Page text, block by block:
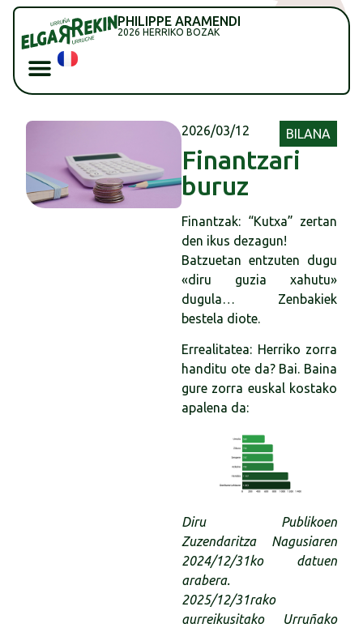
PHILIPPE ARAMENDI
2026 HERRIKO BOZAK
2026/03/12 BILANA
Finantzari
buruz
Finantzak: “Kutxa” zertan
den ikus dezagun!
Batzuetan entzuten dugu
«diru guzia xahutu»
dugula… Zenbakiek
bestela diote.
Errealitatea: Herriko zorra
handitu ote da? Bai. Baina
gure zorra euskal kostako
apalena da:
Diru Publikoen
Zuzendaritza Nagusiaren
2024/12/31ko datuen
arabera.
2025/12/31rako
aurreikusitako Urruñako